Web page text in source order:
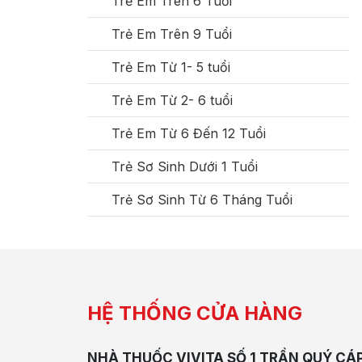
Trẻ Em Trên 9 Tuổi
Trẻ Em Từ 1- 5 tuổi
Trẻ Em Từ 2- 6 tuổi
Trẻ Em Từ 6 Đến 12 Tuổi
Trẻ Sơ Sinh Dưới 1 Tuổi
Trẻ Sơ Sinh Từ 6 Tháng Tuổi
HỆ THỐNG CỬA HÀNG
NHÀ THUỐC VIVITA SỐ 1 TRẦN QUÝ